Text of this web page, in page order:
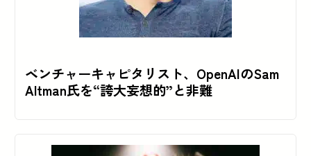
ベンチャーキャピタリスト、OpenAIのSam
Altman氏を“誇大妄想的”と非難